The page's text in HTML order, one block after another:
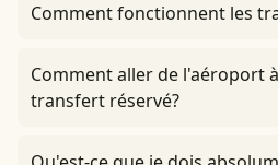
Comment fonctionnent les
Comment aller de l'aéroport
transfert réservé?